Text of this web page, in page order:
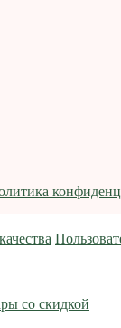
со скидкой